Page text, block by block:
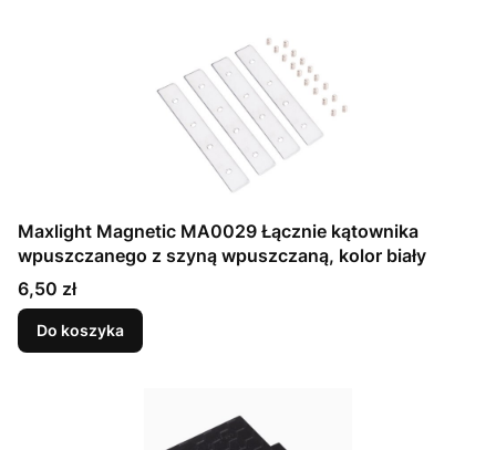
Maxlight Magnetic MA0029 Łącznie kątownika
wpuszczanego z szyną wpuszczaną, kolor biały
Cena
6,50 zł
Do koszyka